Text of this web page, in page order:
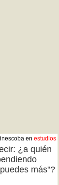
en estudios
¿a quién
más"?